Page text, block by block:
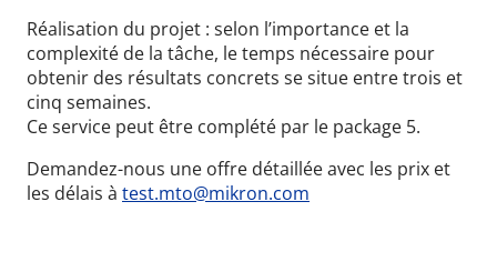
Réalisation du projet : selon l’importance et la
complexité de la tâche, le temps nécessaire pour
obtenir des résultats concrets se situe entre trois et
cinq semaines.
Ce service peut être complété par le package 5.
Demandez-nous une offre détaillée avec les prix et
les délais à test.mto@mikron.com